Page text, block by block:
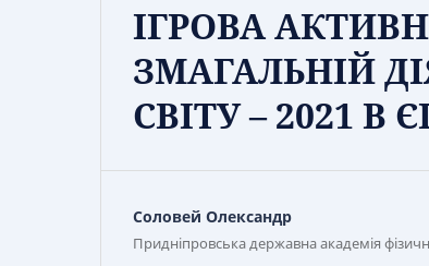
ІГРОВА
ЗМАГАЛЬНІЙ
СВІТУ – 2021 В
Соловей Олександр
Придніпровська державна академія